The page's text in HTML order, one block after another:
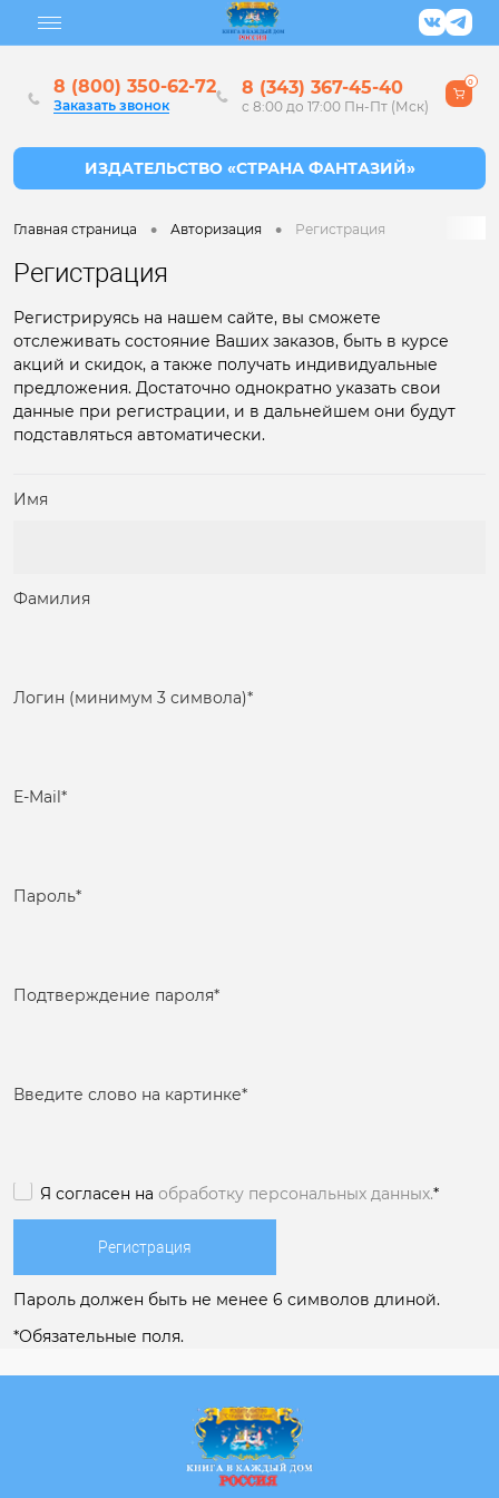
8 (800) 350-62-72
Заказать звонок
8 (343) 367-45-40
с 8:00 до 17:00 Пн-Пт (Мск)
0
Главная страница • Авторизация • Регистрация
Регистрация
Регистрируясь на нашем сайте, вы сможете
отслеживать состояние Ваших заказов, быть в курсе
акций и скидок, а также получать индивидуальные
предложения. Достаточно однократно указать свои
данные при регистрации, и в дальнейшем они будут
подставляться автоматически.
Имя
Фамилия
Логин (минимум 3 символа)*
E-Mail*
Пароль*
Подтверждение пароля*
Введите слово на картинке*
Я согласен на обработку персональных данных.*
Пароль должен быть не менее 6 символов длиной.
*Обязательные поля.